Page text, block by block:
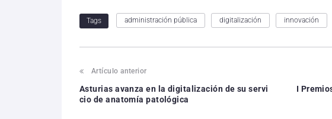
Tags administración pública digitalización innovación
Artículo anterior
Asturias avanza en la digitalización de su servi
cio de anatomía patológica
I